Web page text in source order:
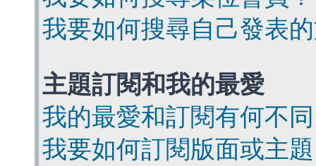
我要如何搜尋自己發表
主題訂閱和我的最愛
我的最愛和訂閱有何不
我要如何訂閱版面或主